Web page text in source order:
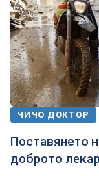
ЧИЧО ДОКТОР
Поставянето
доброто